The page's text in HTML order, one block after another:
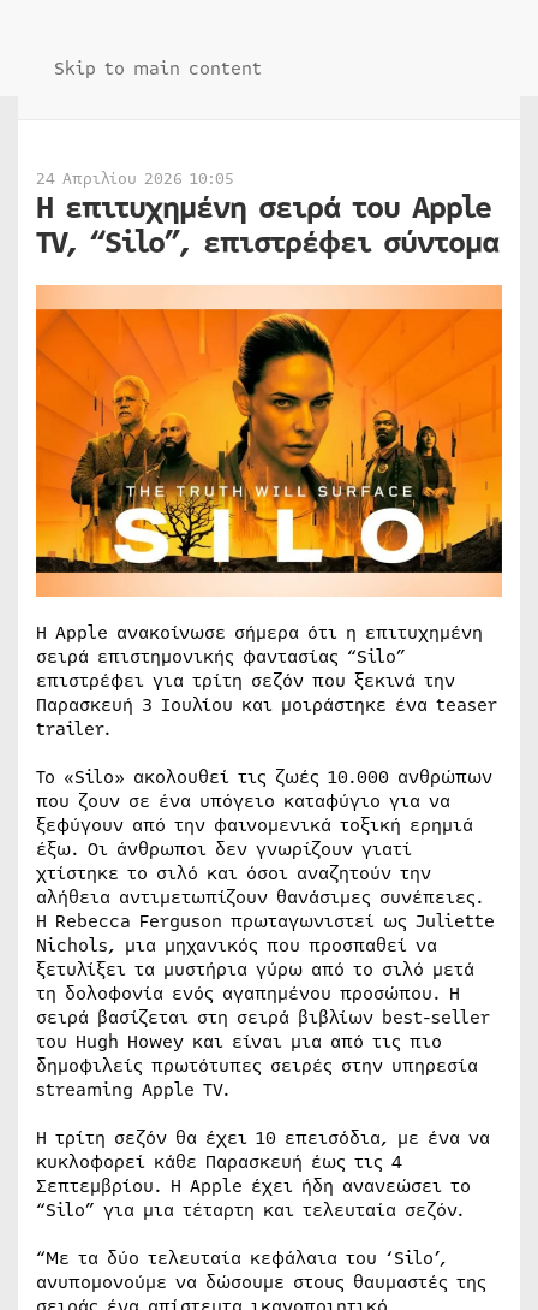
Skip to main content
24 Απριλίου 2026 10:05
Η επιτυχημένη σειρά του Apple
TV, “Silo”, επιστρέφει σύντομα
Η Apple ανακοίνωσε σήμερα ότι η επιτυχημένη
σειρά επιστημονικής φαντασίας “Silo”
επιστρέφει για τρίτη σεζόν που ξεκινά την
Παρασκευή 3 Ιουλίου και μοιράστηκε ένα teaser
trailer.
Το «Silo» ακολουθεί τις ζωές 10.000 ανθρώπων
που ζουν σε ένα υπόγειο καταφύγιο για να
ξεφύγουν από την φαινομενικά τοξική ερημιά
έξω. Οι άνθρωποι δεν γνωρίζουν γιατί
χτίστηκε το σιλό και όσοι αναζητούν την
αλήθεια αντιμετωπίζουν θανάσιμες συνέπειες.
Η Rebecca Ferguson πρωταγωνιστεί ως Juliette
Nichols, μια μηχανικός που προσπαθεί να
ξετυλίξει τα μυστήρια γύρω από το σιλό μετά
τη δολοφονία ενός αγαπημένου προσώπου. Η
σειρά βασίζεται στη σειρά βιβλίων best-seller
του Hugh Howey και είναι μια από τις πιο
δημοφιλείς πρωτότυπες σειρές στην υπηρεσία
streaming Apple TV.
Η τρίτη σεζόν θα έχει 10 επεισόδια, με ένα να
κυκλοφορεί κάθε Παρασκευή έως τις 4
Σεπτεμβρίου. Η Apple έχει ήδη ανανεώσει το
“Silo” για μια τέταρτη και τελευταία σεζόν.
“Με τα δύο τελευταία κεφάλαια του ‘Silo’,
ανυπομονούμε να δώσουμε στους θαυμαστές της